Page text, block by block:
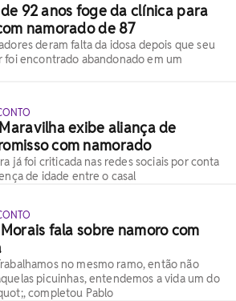
92 anos foge da clínica para
namorado de 87
deram falta da idosa depois que seu
foi encontrado abandonado em um
exibe aliança de
com namorado
já foi criticada nas redes sociais por conta
de idade entre o casal
fala sobre namoro com
no mesmo ramo, então não
picuinhas, entendemos a vida um do
completou Pablo